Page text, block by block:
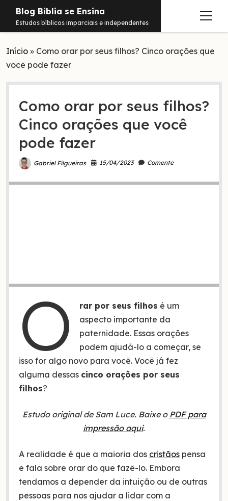
Blog Biblia se Ensina
Estudos bíblicos imparciais e independentes
abrir
Estudos
Notificações
Livros
PDFs
Hebraico
Aramaico
Contato
Sobre
facebook
Início » Como orar por seus filhos? Cinco orações que
você pode fazer
Como orar por seus filhos?
Cinco orações que você
pode fazer
Gabriel Filgueiras 15/04/2023 Comente
O rar por seus filhos é um
aspecto importante da
paternidade. Essas orações
podem ajudá-lo a começar, se
isso for algo novo para você. Você já fez
alguma dessas cinco orações por seus
filhos?
Estudo original de Sam Luce. Baixe o PDF para
impressão aqui.
A realidade é que a maioria dos cristãospensa
e fala sobre orar do que fazê-lo. Embora
tendamos a depender da intuição ou de outras
pessoas para nos ajudar a lidar com a